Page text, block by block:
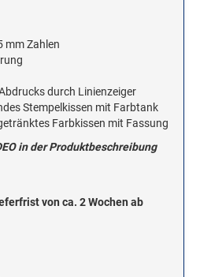
mm Zahlen
durch Linienzeiger
Stempelkissen mit Farbtank
Farbkissen mit Fassung
in der Produktbeschreibung
von ca. 2 Wochen ab